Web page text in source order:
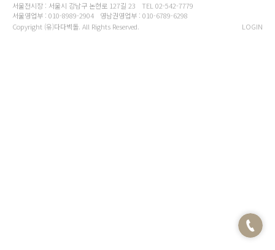
서울전시장 : 서울시 강남구 논현로 127길 23
TEL 02-542-7779
서울영업부 : 010-8989-2904
영남권영업부 : 010-6789-6298
Copyright (유)다다벽돌. All Rights Reserved.
LOGIN